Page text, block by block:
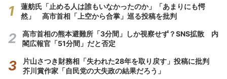
蓮舫氏「止める人は誰もいなかったのか」「あまりにも愕
然」 高市首相「上空から合掌」巡る投稿を批判
高市首相の熊本避難所「3分間」しか視察せず？SNS拡散 内
閣広報官「51分間」だと否定
片山さつき財務相「失われた28年を取り戻す」投稿に批判
芥川賞作家「自民党の大失政の結果だろう」